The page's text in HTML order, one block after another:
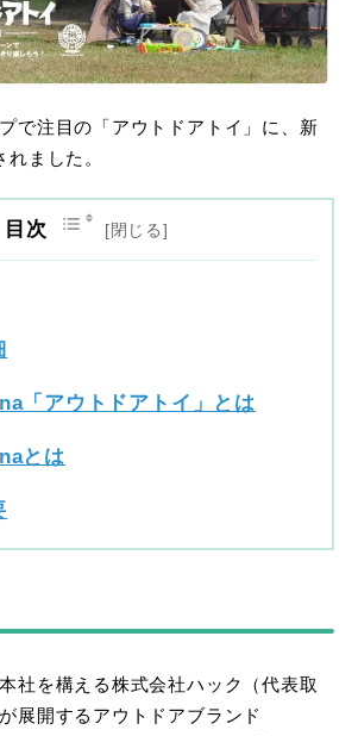
で注目の「アウトドアトイ」に、新
ました。
目次
「アウトドアトイ」とは
とは
社を構える株式会社ハック（代表取
展開するアウトドアブランド